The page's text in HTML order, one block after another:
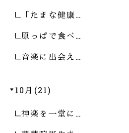
「たまな健康…
原っぱで食べ…
音楽に出会え…
10月(21)
神楽を一堂に…